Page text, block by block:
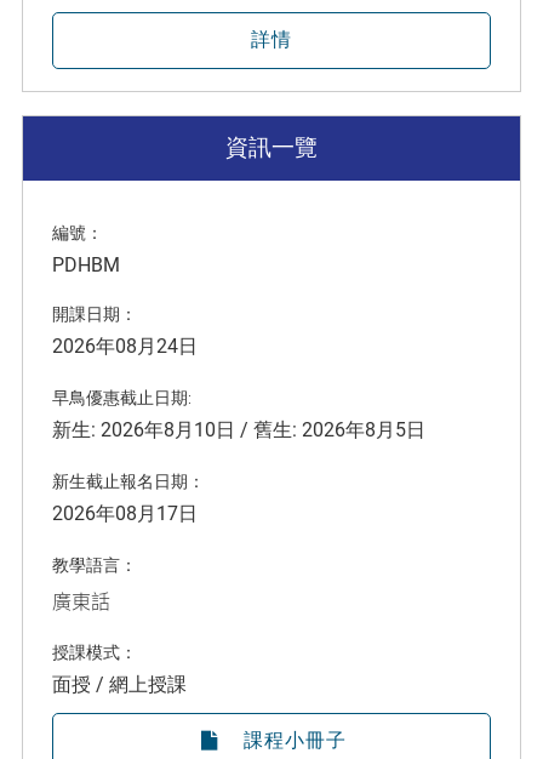
詳情
資訊一覽
編號：
PDHBM
開課日期：
2026年08月24日
早鳥優惠截止日期:
新生: 2026年8月10日 / 舊生: 2026年8月5日
新生截止報名日期：
2026年08月17日
教學語言：
廣東話
授課模式：
面授 / 網上授課
課程小冊子